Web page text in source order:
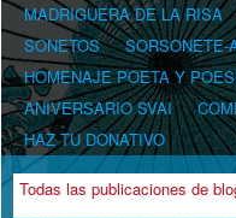
MADRIGUERA DE LA RISA
SONETOS
SORSONETE-
HOMENAJE POETA Y
ANIVERSARIO SVAI
HAZ TU DONATIVO
Todas las publicaciones de